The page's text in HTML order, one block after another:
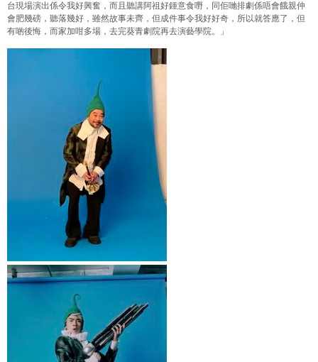
台現場演出係令我好興奮，而且聽講阿祖好鍾意食嘢，同佢哋排劇係唔會餓親仲
會肥幾磅，聽落幾好，雖然故事未齊，但成件事令我好好奇，所以就答應了，但
有啲後悔，而家加咁多場，去完葵青劇院再去演藝學院。」